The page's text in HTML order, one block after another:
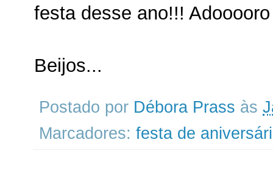
festa desse ano!!!
Beijos...
Postado por Débora Prass às
Marcadores: festa de